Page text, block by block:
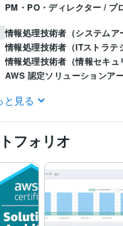
PM・PO・ディレクター / プ
情報処理技術者（システムア
情報処理技術者（ITストラテ
情報処理技術者（情報セキュ
AWS 認定ソリューションア
HTML:5年
IT相談・システム開発
php IT資格 ビジネス相談
Web制作・HP作成・EC構築
IT php Laravel
と見る
フォリオ